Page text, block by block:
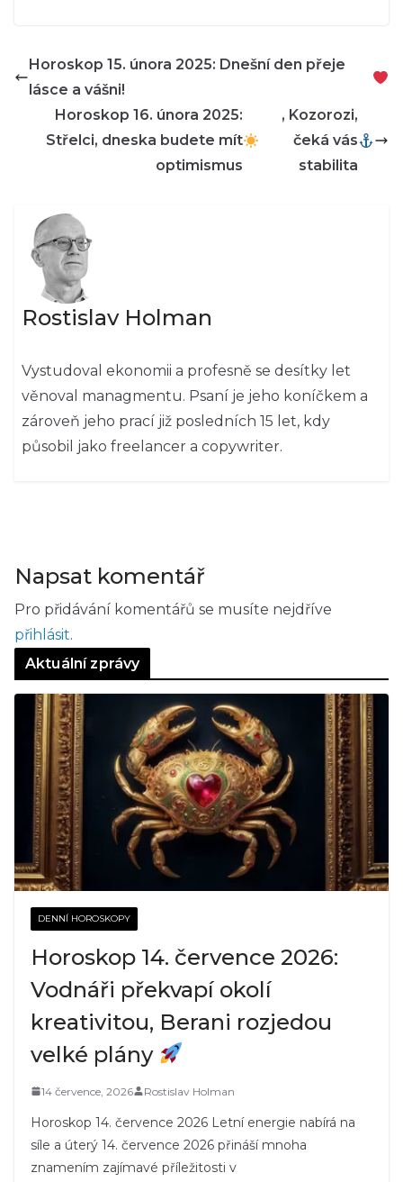
Horoskop 15. února 2025: Dnešní den přeje
lásce a vášni!
Horoskop 16. února 2025:
Střelci, dneska budete mít
optimismus
, Kozorozi,
čeká vás
stabilita
Rostislav Holman
Vystudoval ekonomii a profesně se desítky let
věnoval managmentu. Psaní je jeho koníčkem a
zároveň jeho prací již posledních 15 let, kdy
působil jako freelancer a copywriter.
Napsat komentář
Pro přidávání komentářů se musíte nejdříve
přihlásit.
Aktuální zprávy
DENNÍ HOROSKOPY
Horoskop 14. července 2026:
Vodnáři překvapí okolí
kreativitou, Berani rozjedou
velké plány
14 července, 2026 Rostislav Holman
Horoskop 14. července 2026 Letní energie nabírá na
síle a úterý 14. července 2026 přináší mnoha
znamením zajímavé příležitosti v